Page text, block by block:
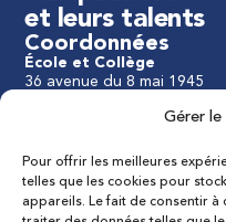
Gérer
Pour offrir les meilleures
telles que les cookies pour
appareils. Le fait de consentir
et leurs talents
Coordonnées
École et Collège
36 avenue du 8 mai 1945
Lycée Technologique et
Professionnel
8-10 rue de la Pie Voleuse